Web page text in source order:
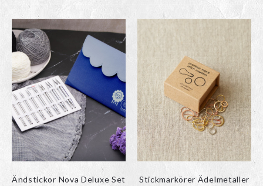
Ändstickor Nova Deluxe Set
Den
här
produkten
har
flera
varianter.
De
olika
alternativen
kan
väljas
på
Stickmarkörer Ädelmetaller